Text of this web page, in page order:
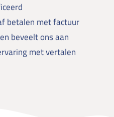
betalen met factuur
beveelt ons aan
met vertalen